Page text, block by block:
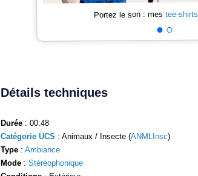
Portez le son : mestee-shirts
Détails techniques
Durée : 00:48
Catégorie UCS : Animaux / Insecte (ANMLInsc)
Type : Ambiance
Mode : Stéréophonique